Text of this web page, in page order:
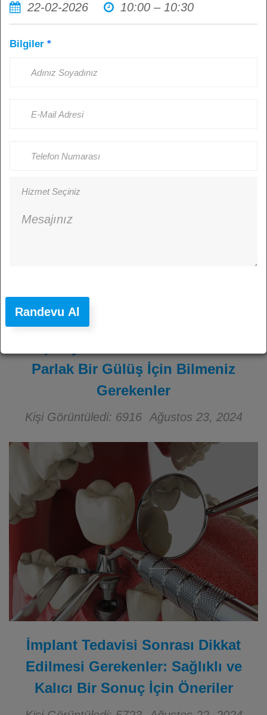
İmplant Tedavisi Sonrası Ağız
Hijyenine Dikkat Etmemenin
Sonuçları: Sağlıklı İmplantlar İçin
Kişi Görüntüledi: 4512
Parlak Bir Gülüş İçin Bilmeniz
Gerekenler
Kişi Görüntüledi: 6916 Ağustos 23, 2024
İmplant Tedavisi Sonrası Dikkat
Edilmesi Gerekenler: Sağlıklı ve
Kalıcı Bir Sonuç İçin Öneriler
22-02-2026 10:00 – 10:30
Bilgiler *
Randevu Al